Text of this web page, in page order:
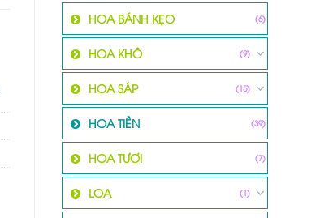
HOA BÁNH KẸO (6)
HOA KHÔ (9)
HOA SÁP (15)
HOA TIỀN (39)
HOA TƯƠI (7)
LOA (1)